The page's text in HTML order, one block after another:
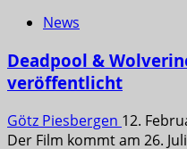
News
Deadpool &
veröffentlicht
Götz Piesbergen 12.
Der Film kommt am 26.